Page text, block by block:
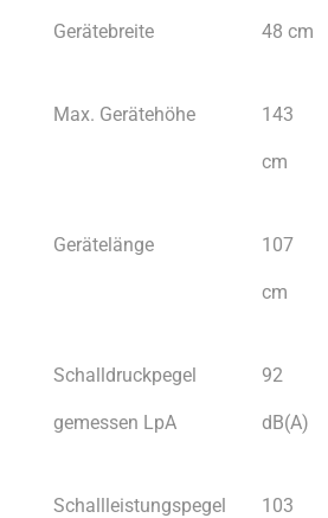
Gerätebreite 48 cm
Max. Gerätehöhe 143
cm
Gerätelänge 107
cm
Schalldruckpegel
gemessen LpA
92
dB(A)
Schallleistungspegel 103